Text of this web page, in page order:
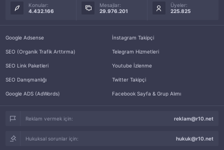
Konular:
4.432.166
Mesajlar:
29.976.201
Üyeler:
225.825
Google Adsense
SEO (Organik Trafik Arttırma)
SEO Link Paketleri
SEO Danışmanlığı
Google ADS (AdWords)
İnstagram Takipçi
Telegram Hizmetleri
Youtube İzlenme
Twitter Takipçi
Facebook Sayfa & Grup Alımı
Reklam vermek için: reklam@r10.net
Hukuksal sorunlar için: hukuk@r10.net